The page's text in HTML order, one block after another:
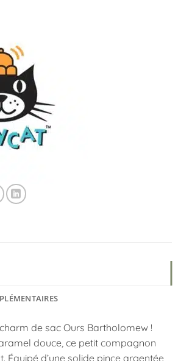
de sac Ours Bartholomew !
douce, ce petit compagnon
Équipé d’une solide pince argentée